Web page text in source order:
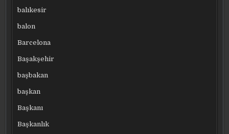
balıkesir
balon
Barcelona
Başakşehir
başbakan
başkan
Başkanı
Başkanlık